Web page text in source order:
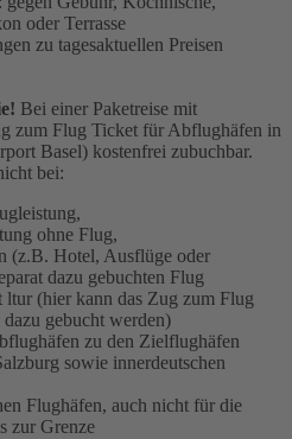
oder Terrasse
zu tagesaktuellen Preisen
Bei einer Paketreise mit
zum Flug Ticket für Abflughäfen in
Basel) kostenfrei zubuchbar.
bei:
ohne Flug,
(z.B. Hotel, Ausflüge oder
dazu gebuchten Flug
ltur (hier kann das Zug zum Flug
gebucht werden)
zu den Zielflughäfen
sowie innerdeutschen
Flughäfen, auch nicht für die
zur Grenze